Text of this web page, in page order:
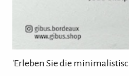
'Erleben Sie die